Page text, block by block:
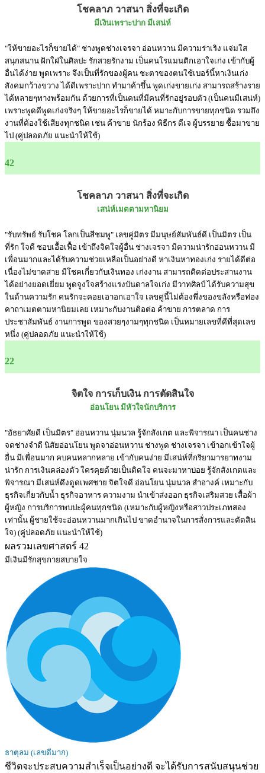
โชคลาภ วาสนา สิ่งที่จะเกิด
มีเงินเพราะปาก มีเสน่ห์
"ให้ขายอะไรก็ขายได้" ช่างพูดช่างเจรจา อ่อนหวาน มีความร่าเริง แจ่มใส
สนุกสนาน ฝักใฝ่ในศิลปะ รักสวยรักงาม เป็นคนโรแมนติกเอาใจเก่ง เข้ากับผู้
อื่นได้ง่าย พูดเพราะ จึงเป็นที่รักของผู้คน ชะตาของตนใช้เบอร์นี้หาเงินเก่ง
สังคมกว้างขวาง ได้ดีเพราะปาก ทำมาค้าขึ้น พูดเก่งขายเก่ง สามารถสร้างราย
ได้หลายๆทางพร้อมกัน ด้วยการที่เป็นคนที่มีคนที่รักอยู่รอบตัว (เป็นคนมีเสน่ห์)
เพราะพูดดีพูดเก่งจริงๆ ให้ขายอะไรก็ขายได้ หมาะกับการขายทุกชนิด รวมถึง
งานที่ต้องใช้เสียงทุกชนิด เช่น ค้าขาย นักร้อง พิธีกร ดีเจ ผู้บรรยาย ซื้อมาขาย
ไป (คู่ปลอดภัย แนะนำให้ใช้)
42
โชคลาภ วาสนา สิ่งที่จะเกิด
เสน่ห์เมตตามหานิยม
"รับทรัพย์ รับโชค โลกเป็นสีชมพู" เลขคู่มิตร มีมนุษย์สัมพันธ์ดี เป็นมิตร เป็น
ที่รัก ใจดี ชอบเอื้อเฟื้อ เข้าถึงจิตใจผู้อื่น ช่างเจรจา มีความน่ารักอ่อนหวาน มี
เพื่อนมากและได้รับความช่วยเหลือเป็นอย่างดี หาเงินหาทองเก่ง รายได้ดีต่อ
เนื่องไม่ขาดสาย มีโชคเกี่ยวกับเงินทอง เก่งงาน สามารถติดต่อประสานงาน
ได้อย่างยอดเยี่ยม พูดจูงใจสร้างแรงบันดาลใจเก่ง มีวาทศิลป์ ได้รับความสุข
ในด้านความรัก คนรักจะคอยเอาอกเอาใจ เลขคู่นี้ไม่ต้องพึ่งของขลังหรือท่อง
คาถาเมตตามหานิยมเลย เหมาะกับงานติอต่อ ค้าขาย การตลาด การ
ประชาสัมพันธ์ งานการพูด ของสวยๆงามๆทุกชนิด เป็นหมายเลขที่ดีที่สุดเลข
หนึ่ง (คู่ปลอดภัย แนะนำให้ใช้)
22
จิตใจ การเก็บเงิน การตัดสินใจ
อ่อนโยน มีหัวใจนักบริการ
"อัธยาศัยดี เป็นมิตร" อ่อนหวาน นุ่มนวล รู้จักสังเกต และพิจารณา เป็นคนช่าง
จดช่างจำดี นิสัยอ่อนโยน พูดจาอ่อนหวาน ช่างพูด ช่างเจรจา เข้าอกเข้าใจผู้
อื่น มีเพื่อนมาก คบคนหลากหลาย เข้ากับคนง่าย มีเสน่ห์ที่กริยามารยาทงาม
น่ารัก การเงินคล่องตัว ใครคุยด้วยเป็นติดใจ คนจะมาหาบ่อย รู้จักสังเกตและ
พิจารณา มีเสน่ห์ดึงดูดเพศชาย จิตใจดี อ่อนโยน นุ่มนวล สำอางค์ เหมาะกับ
ธุรกิจเกี่ยวกับน้ำ ธุรกิจอาหาร ความงาม นำเข้าส่งออก ธุรกิจเสริมสวย เสื้อผ้า
ผู้หญิง การบริการพบปะผู้คนทุกชนิด (เหมาะกับผู้หญิงหรือสาวประเภทสอง
เท่านั้น ผู้ชายใช้จะอ่อนหวานมากเกินไป ขาดอำนาจในการสั่งการและตัดสิน
ใจ) (คู่ปลอดภัย แนะนำให้ใช้)
ผลรวมเลขศาสตร์ 42
มีเงินมีรักสุขกายสบายใจ
ธาตุลม (เลขดีมาก)
ชีวิตจะประสบความสำเร็จเป็นอย่างดี จะได้รับการสนับสนุนช่วย